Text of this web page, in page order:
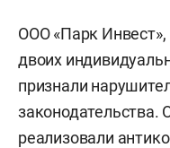
ООО «Парк
двоих
признали
законодательства.
реализовали